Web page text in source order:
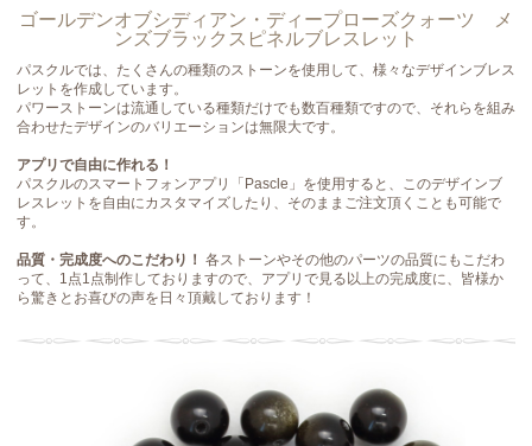
ゴールデンオブシディアン・ディープローズクォーツ メ
ンズブラックスピネルブレスレット
パスクルでは、たくさんの種類のストーンを使用して、様々なデザインブレス
レットを作成しています。
パワーストーンは流通している種類だけでも数百種類ですので、それらを組み
合わせたデザインのバリエーションは無限大です。
アプリで自由に作れる！
パスクルのスマートフォンアプリ「Pascle」を使用すると、このデザインブ
レスレットを自由にカスタマイズしたり、そのままご注文頂くことも可能で
す。
品質・完成度へのこだわり！ 各ストーンやその他のパーツの品質にもこだわ
って、1点1点制作しておりますので、アプリで見る以上の完成度に、皆様か
ら驚きとお喜びの声を日々頂戴しております！